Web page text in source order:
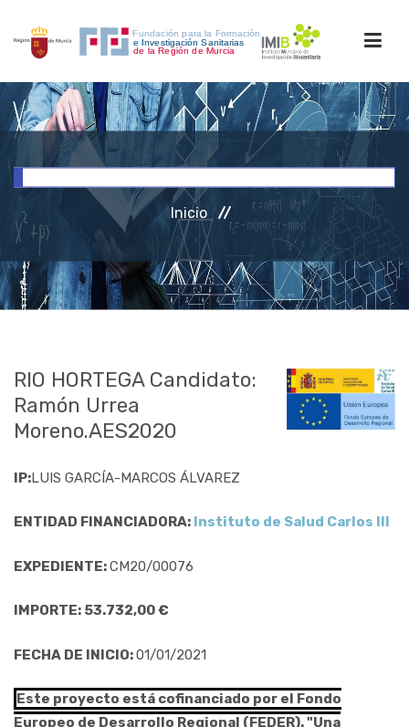
INICIO
INVESTIGACIÓN
RRHH
ACCESO PERSONAL
Inicio
RIO HORTEGA Candidato:
Ramón Urrea
Moreno.AES2020
IP:LUIS GARCÍA-MARCOS ÁLVAREZ
ENTIDAD FINANCIADORA: Instituto de Salud Carlos III
EXPEDIENTE:CM20/00076
IMPORTE: 53.732,00 €
FECHA DE INICIO:01/01/2021
Este proyecto está cofinanciado por el Fondo
Europeo de Desarrollo Regional (FEDER). "Una